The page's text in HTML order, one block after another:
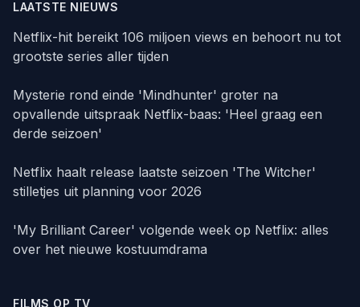
LAATSTE NIEUWS
Netflix-hit bereikt 106 miljoen views en behoort nu tot
grootste series aller tijden
Mysterie rond einde 'Mindhunter' groter na
opvallende uitspraak Netflix-baas: 'Heel graag een
derde seizoen'
Netflix haalt release laatste seizoen 'The Witcher'
stilletjes uit planning voor 2026
'My Brilliant Career' volgende week op Netflix: alles
over het nieuwe kostuumdrama
FILMS OP TV